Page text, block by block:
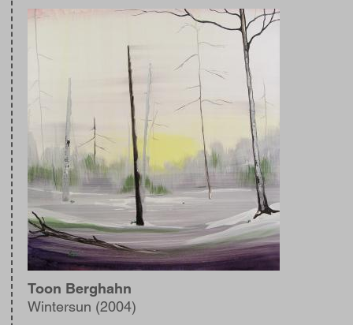
Afbeelding
Toon Berghahn
Wintersun (2004)